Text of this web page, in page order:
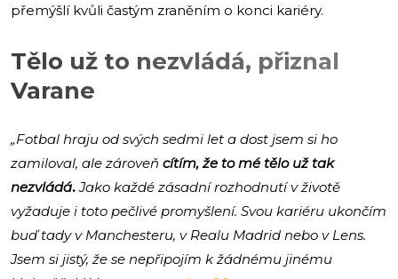
přemýšlí kvůli častým zraněním o konci kariéry.
Tělo už to nezvládá, přiznal
Varane
„Fotbal hraju od svých sedmi let a dost jsem si ho
zamiloval, ale zároveň cítím, že to mé tělo už tak
nezvládá. Jako každé zásadní rozhodnutí v životě
vyžaduje i toto pečlivé promyšlení. Svou kariéru ukončím
buď tady v Manchesteru, v Realu Madrid nebo v Lens.
Jsem si jistý, že se nepřipojím k žádnému jinému